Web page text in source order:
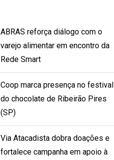
ABRAS reforça diálogo com o
varejo alimentar em encontro da
Rede Smart
Coop marca presença no festival
do chocolate de Ribeirão Pires
(SP)
Via Atacadista dobra doações e
fortalece campanha em apoio à